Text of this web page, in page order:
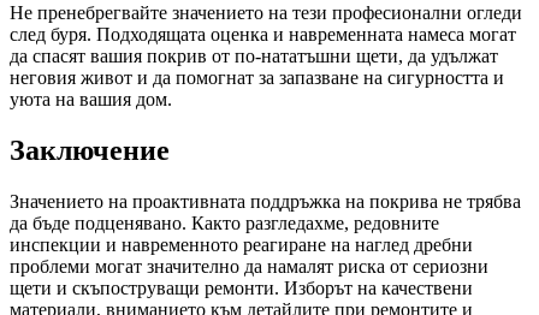
Не пренебрегвайте значението на тези професионални огледи
след буря. Подходящата оценка и навременната намеса могат
да спасят вашия покрив от по-нататъшни щети, да удължат
неговия живот и да помогнат за запазване на сигурността и
уюта на вашия дом.
Заключение
Значението на проактивната поддръжка на покрива не трябва
да бъде подценявано. Както разгледахме, редовните
инспекции и навременното реагиране на наглед дребни
проблеми могат значително да намалят риска от сериозни
щети и скъпоструващи ремонти. Изборът на качествени
материали, вниманието към детайлите при ремонтите и